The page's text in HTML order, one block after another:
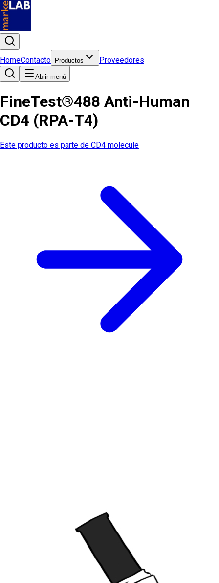
HomeContacto Productos Proveedores
Abrir menú
FineTest®488 Anti-Human
CD4 (RPA-T4)
Este producto es parte de CD4 molecule